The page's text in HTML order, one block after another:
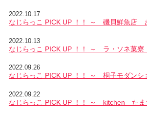
2022.10.17
なじらっこ PICK UP ！！ ～ 磯貝鮮魚店
2022.10.13
なじらっこ PICK UP ！！ ～ ラ・ソネ菓
2022.09.26
なじらっこ PICK UP ！！ ～ 桐子モダン
2022.09.22
なじらっこ PICK UP ！！ ～ kitchen た